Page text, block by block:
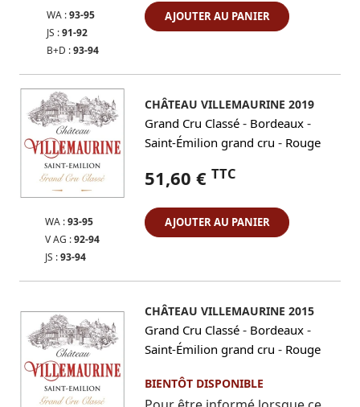
WA :93-95
JS :91-92
B+D :93-94
AJOUTER AU PANIER
WA :93-95
V AG :92-94
JS :93-94
CHÂTEAU VILLEMAURINE 2019
Grand Cru Classé - Bordeaux -
Saint-Émilion grand cru - Rouge
51,60 € TTC
AJOUTER AU PANIER
CHÂTEAU VILLEMAURINE 2015
Grand Cru Classé - Bordeaux -
Saint-Émilion grand cru - Rouge
BIENTÔT DISPONIBLE